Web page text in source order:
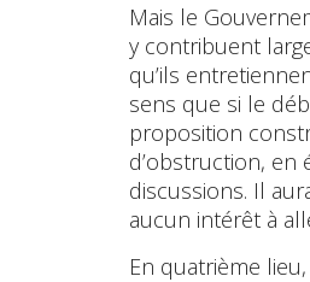
Mais le
y contribuent
qu’ils
sens que si le
proposition
d’obstruction, en
discussions. Il
aucun intérêt à
En quatrième